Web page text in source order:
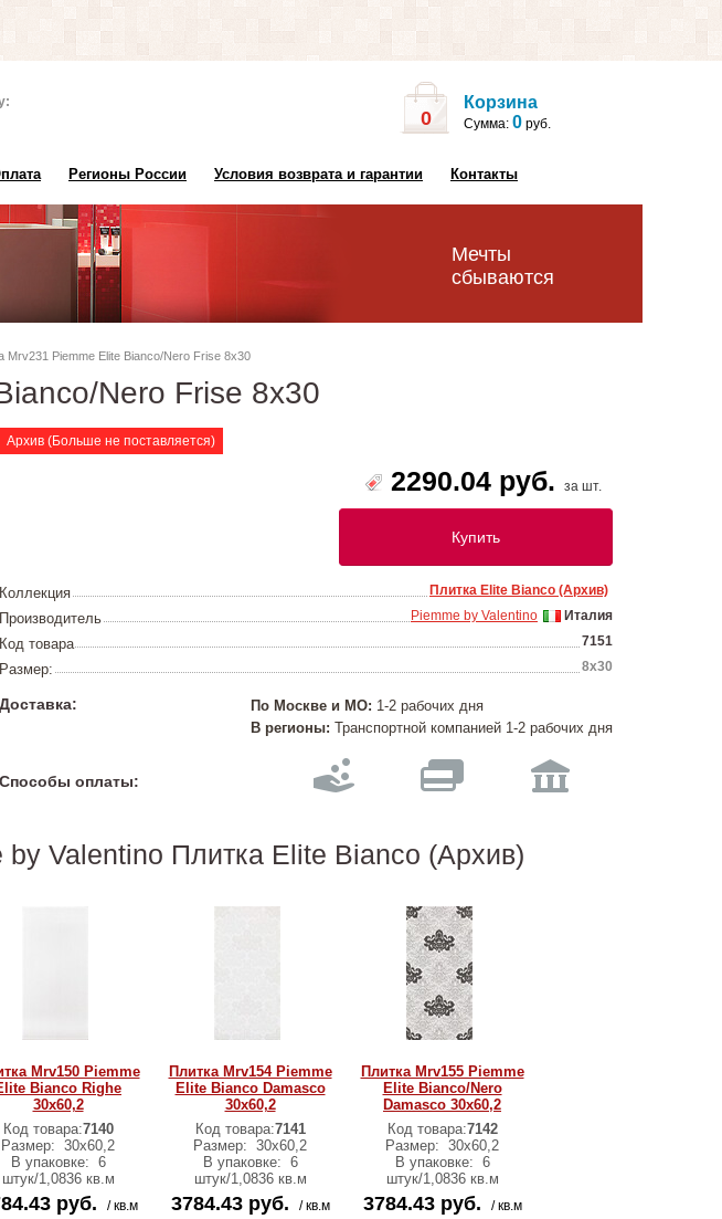
0
Корзина
Сумма: 0 руб.
Регионы России Условия возврата и гарантии Контакты
Мечты
сбываются
Mrv231 Piemme Elite Bianco/Nero Frise 8x30
Nero Frise 8x30
Архив (Больше не поставляется)
2290.04 руб. за шт.
Купить
Коллекция Плитка Elite Bianco (Архив)
Производитель Италия
Piemme by Valentino
Код товара 7151
Размер: 8x30
Доставка: По Москве и МО: 1-2 рабочих дня
В регионы: Транспортной компанией 1-2 рабочих дня
Способы оплаты:
Valentino Плитка Elite Bianco (Архив)
Mrv150 Piemme
Bianco Righe
30x60,2
Код товара:7140
Размер: 30x60,2
В упаковке: 6
штук/1,0836 кв.м
руб. / кв.м
Плитка Mrv154 Piemme
Elite Bianco Damasco
30x60,2
Код товара:7141
Размер: 30x60,2
В упаковке: 6
штук/1,0836 кв.м
3784.43 руб. / кв.м
Плитка Mrv155 Piemme
Elite Bianco/Nero
Damasco 30x60,2
Код товара:7142
Размер: 30x60,2
В упаковке: 6
штук/1,0836 кв.м
3784.43 руб. / кв.м